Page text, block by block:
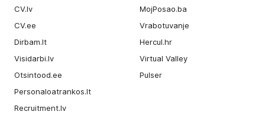
CV.lv
CV.ee
Dirbam.It
Visidarbi.lv
Otsintood.ee
Personaloatrankos.lt
Recruitment.lv
MojPosao.ba
Vrabotuvanje
Hercul.hr
Virtual Valley
Pulser